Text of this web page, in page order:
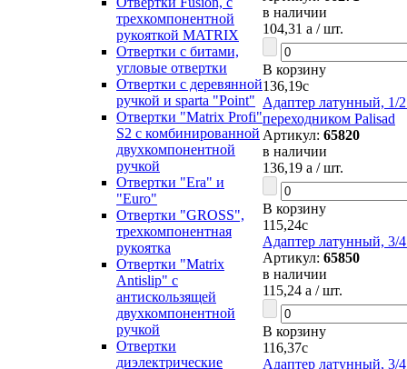
трехкомпонентной
рукояткой MATRIX
Отвертки с битами,
угловые отвертки
Отвертки с деревянной
ручкой и sparta "Point"
Отвертки "Matrix Profi"
S2 с комбинированной
двухкомпонентной
ручкой
Отвертки "Era" и
"Euro"
Отвертки "GROSS",
трехкомпонентная
рукоятка
Отвертки "Matrix
Antislip" с
антискользящей
двухкомпонентной
ручкой
Отвертки
диэлектрические
в наличии
104,31 a / шт.
В корзину
136,19c
Адаптер латунный, 1/
переходником Palisad
Артикул: 65820
в наличии
136,19 a / шт.
В корзину
115,24c
Адаптер латунный, 3/
Артикул: 65850
в наличии
115,24 a / шт.
В корзину
116,37c
Адаптер латунный, 3/